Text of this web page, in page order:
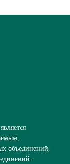
объединений,